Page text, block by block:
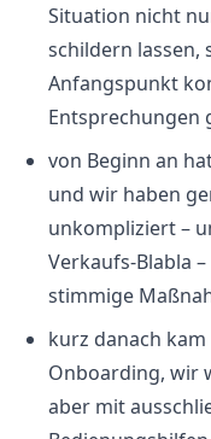
Situation nicht
schildern lassen,
Anfangspunkt
Entsprechungen
von Beginn an
und wir haben
unkompliziert –
Verkaufs-Blabla
stimmige
kurz danach
Onboarding, wir
aber mit